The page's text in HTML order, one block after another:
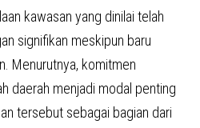
kawasan yang dinilai telah
signifikan meskipun baru
Menurutnya, komitmen
daerah menjadi modal penting
tersebut sebagai bagian dari